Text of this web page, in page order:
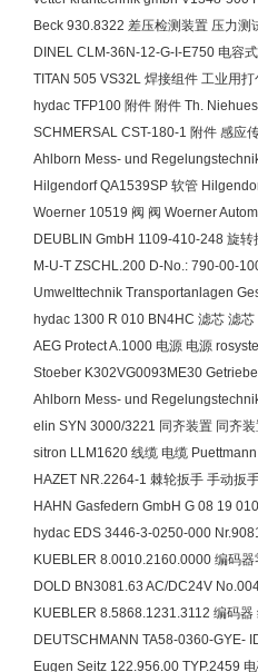
Beck 930.8322 差压检测装置 压力
DINEL CLM-36N-12-G-I-E750 电容
TITAN 505 VS32L 焊接组件 工业用
hydac TFP100 附件 附件 Th.
SCHMERSAL CST-180-1 附件 感应
Ahlborn Mess- und
Hilgendorf QA1539SP 软管
Woerner 10519 阀 阀 Woerner
DEUBLIN GmbH 1109-410-248 旋
M-U-T ZSCHL.200 D-No.: 790-00-
Umwelttechnik Transportanlagen
hydac 1300 R 010 BN4HC 滤芯 滤
AEG Protect A.1000 电源 电源
Stoeber K302VG0093ME30
Ahlborn Mess- und
elin SYN 3000/3221 同齐装置 同齐
sitron LLM1620 线缆 电缆
HAZET NR.2264-1 棘轮扳手 手动扳
HAHN Gasfedern GmbH G 08 19
hydac EDS 3446-3-0250-000
KUEBLER 8.0010.2160.0000 编码
DOLD BN3081.63 AC/DC24V
KUEBLER 8.5868.1231.3112 编码
DEUTSCHMANN TA58-0360-GYE-
Eugen Seitz 122.956.00 TYP.2459